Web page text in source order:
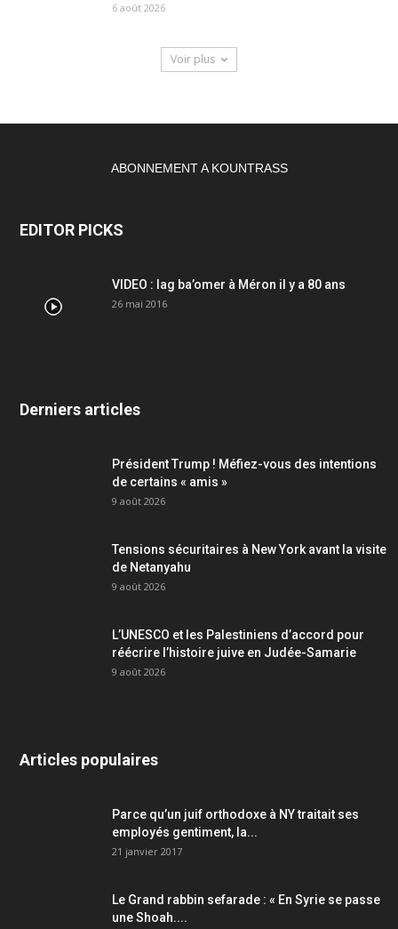
6 août 2026
Voir plus
ABONNEMENT A KOUNTRASS
EDITOR PICKS
VIDEO : lag ba’omer à Méron il y a 80 ans
26 mai 2016
Derniers articles
Président Trump ! Méfiez-vous des intentions
de certains « amis »
9 août 2026
Tensions sécuritaires à New York avant la visite
de Netanyahu
9 août 2026
L’UNESCO et les Palestiniens d’accord pour
réécrire l’histoire juive en Judée-Samarie
9 août 2026
Articles populaires
Parce qu’un juif orthodoxe à NY traitait ses
employés gentiment, la...
21 janvier 2017
Le Grand rabbin sefarade : « En Syrie se passe
une Shoah....